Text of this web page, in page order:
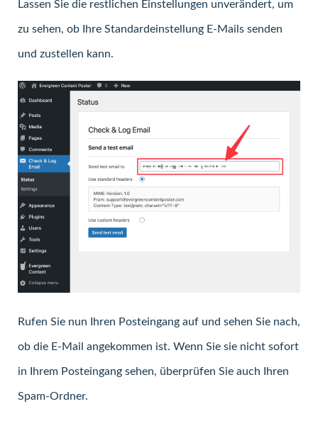
Lassen Sie die restlichen Einstellungen unverändert, um
zu sehen, ob Ihre Standardeinstellung E-Mails senden
und zustellen kann.
Rufen Sie nun Ihren Posteingang auf und sehen Sie nach,
ob die E-Mail angekommen ist. Wenn Sie sie nicht sofort
in Ihrem Posteingang sehen, überprüfen Sie auch Ihren
Spam-Ordner.